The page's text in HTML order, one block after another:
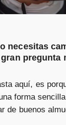
necesitas
pregunta
aquí, es
forma
de buenos